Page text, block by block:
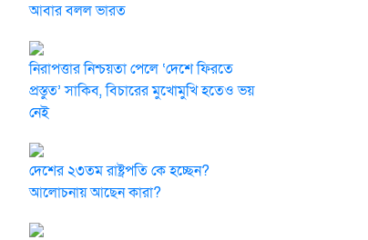
আবার বলল ভারত
নিরাপত্তার নিশ্চয়তা পেলে ‘দেশে ফিরতে
প্রস্তুত’ সাকিব, বিচারের মুখোমুখি হতেও ভয়
নেই
দেশের ২৩তম রাষ্ট্রপতি কে হচ্ছেন?
আলোচনায় আছেন কারা?